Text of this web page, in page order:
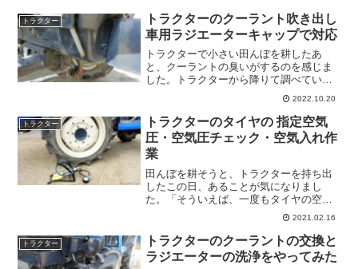
トラクター
トラクターのクーラント吹き出し
車用ラジエーターキャップで対応
トラクターで小さい田んぼを耕したあ
と、クーラントの臭いがするのを感じま
した。トラクターから降りて調べている
と、地面にポタポタとクーラントが落ち
てきます。もしかして、ラジエーターホ
ースから漏れてるのかと思ったのです
が、オーバーフローホースから...
2022.10.20
トラクター
トラクターのタイヤの 指定空気
圧・空気圧チェック・空気入れ作
業
田んぼを耕そうと、トラクターを持ち出
したこの日、あることが気になりまし
た。「そういえば、一度もタイヤの空気
圧をチェックしたことがない。」たま
に、タイヤを押して確認してみることも
あったのですが、自動車と違いタイヤが
固くてよくわかりませんでした...
2021.02.16
トラクター
トラクターのクーラントの交換と
ラジエーターの洗浄をやってみた